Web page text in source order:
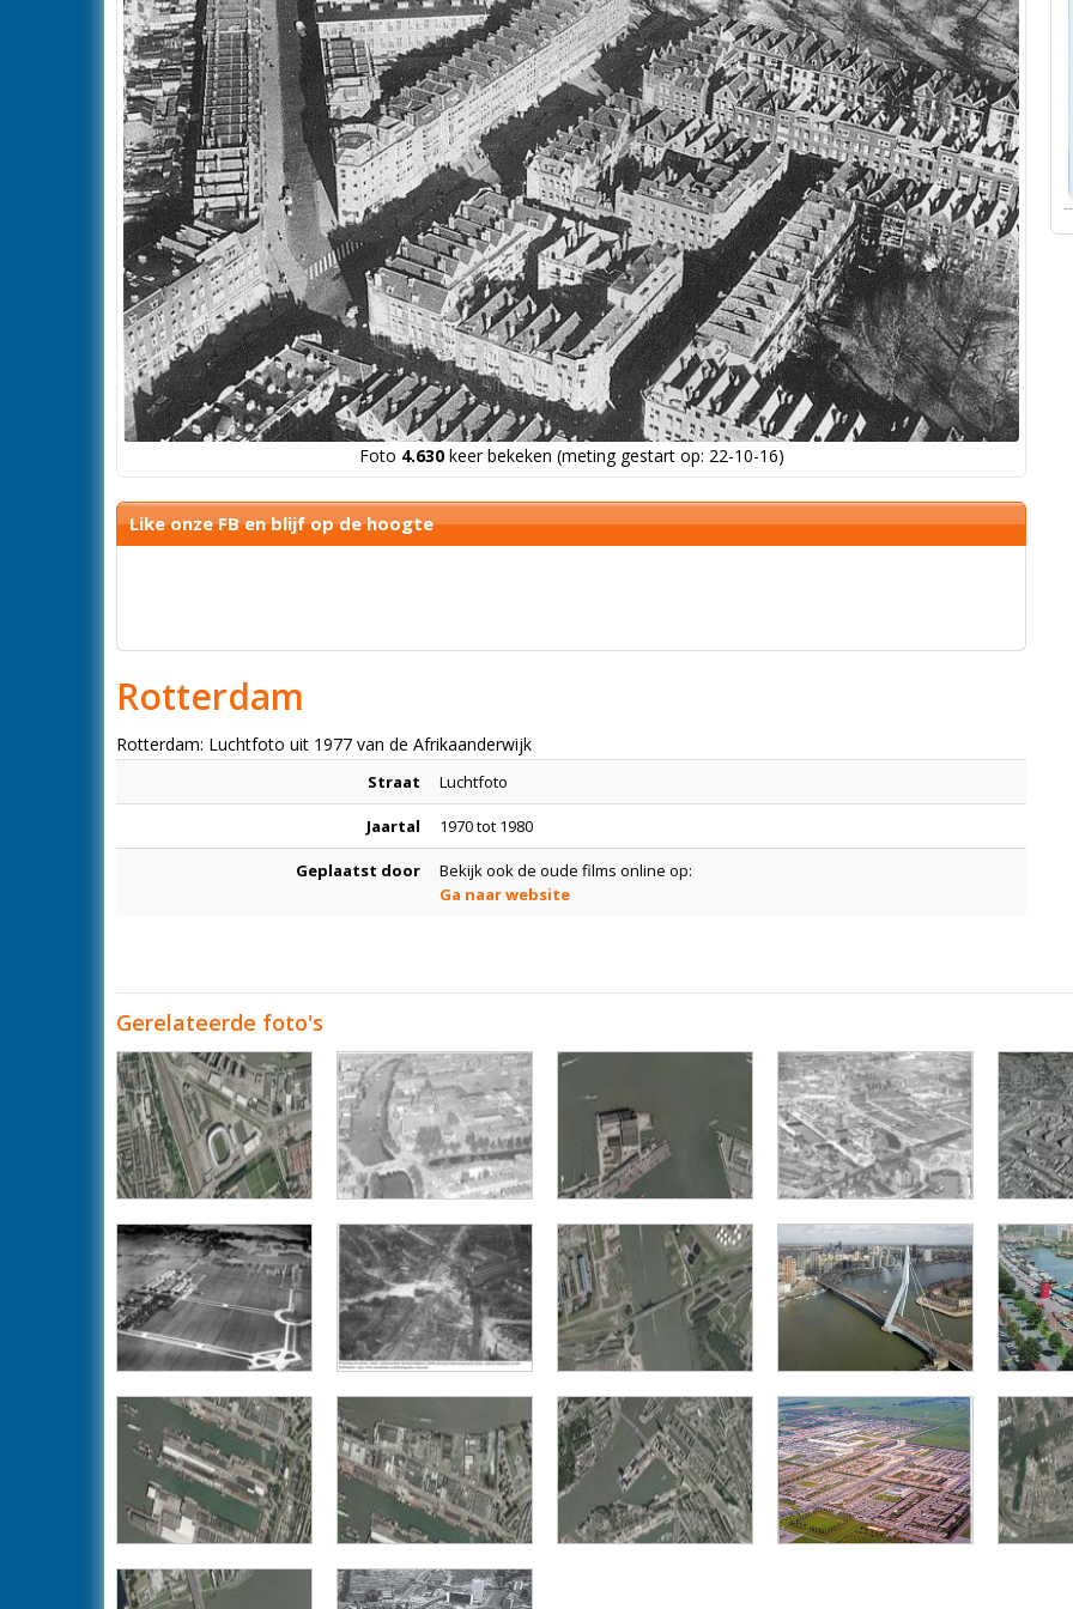
Foto 4.630keer bekeken (meting gestart op: 22-10-16)
Like onze FB en blijf op de hoogte
Rotterdam
Rotterdam: Luchtfoto uit 1977 van de Afrikaanderwijk
Straat Luchtfoto
Jaartal 1970 tot 1980
Geplaatst door
Bekijk ook de oude films online op:
Ga naar website
Gerelateerde foto's